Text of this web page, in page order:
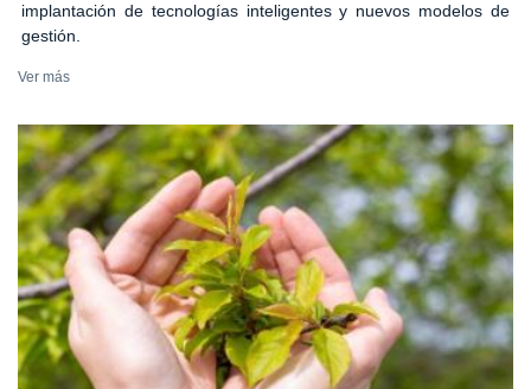
implantación de tecnologías inteligentes y nuevos modelos de
gestión.
Ver más